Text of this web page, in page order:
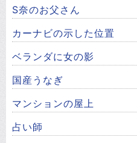
S奈のお父さん
カーナビの示した位置
ベランダに女の影
国産うなぎ
マンションの屋上
占い師